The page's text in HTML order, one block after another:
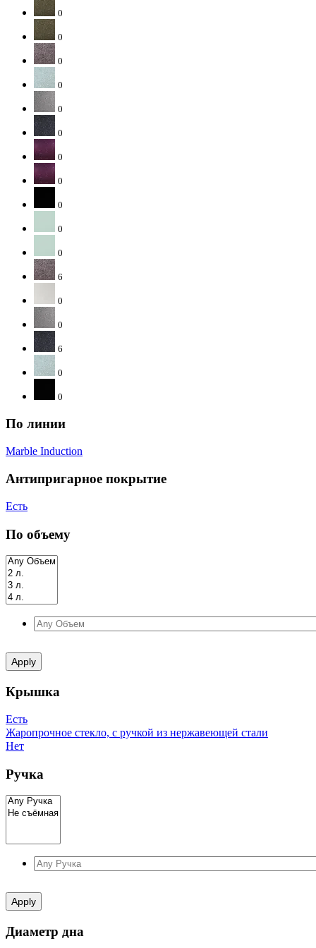
0
0
0
0
0
0
0
0
0
0
0
6
0
0
6
0
0
По линии
Marble Induction
Антипригарное покрытие
Есть
По объему
Apply
Крышка
Есть
Жаропрочное стекло, с ручкой из нержавеющей стали
Нет
Ручка
Apply
Диаметр дна